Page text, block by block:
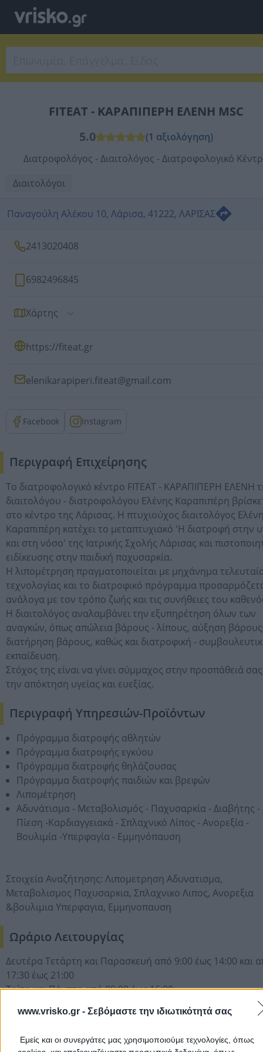
www.vrisko.gr - Σεβόμαστε την ιδιωτικότητά σας
Εμείς και οι συνεργάτες μας χρησιμοποιούμε τεχνολογίες, όπως
FITEAT - ΚΑΡΑΠΙΠΕΡΗ ΕΛΕΝΗ MSC
5.0
(1 αξιολόγηση)
Διατροφολόγος - Διαιτολόγος - Διατροφολογικό
Διαιτολόγοι
Παναγούλη Αλέκου 10, Λάρισα, 41222, ΛΑΡΙΣΑΣ
2413020408
6982496845
Χάρτης
https://fiteat.gr
elenikarapiperi.fiteat@gmail.com
Facebook Instagram
Περιγραφή Επιχείρησης
Το διατροφολογικό κέντρο FITEAT - ΚΑΡΑΠΙΠΕΡΗ ΕΛΕΝΗ
διαιτολόγου - διατροφολόγου Ελένης Καραπιπέρη
στο κέντρο της Λάρισας. Η πτυχιούχος διαιτολόγος
Καραπιπέρη κατέχει το μεταπτυχιακό 'Η διατροφή στην
και στη νόσο' της Ιατρικής Σχολής Λάρισας και
ειδίκευσης στην παιδική παχυσαρκία.
Η λιπομέτρηση πραγματοποιείται με μηχάνημα
τεχνολογίας και το διατροφικό πρόγραμμα
ανάλογα με τον τρόπο ζωής και τις συνήθειες του
Η διαιτολόγος αναλαμβάνει την εξυπηρέτηση όλων των
αναγκών, όπως απώλεια βάρους - λίπους, αύξηση
διατήρηση βάρους, καθώς και διατροφική -
εκπαίδευση.
Στόχος της είναι να γίνει σύμμαχος στην προσπάθειά σας
την απόκτηση υγείας και ευεξίας.
Περιγραφή Υπηρεσιών-Προϊόντων
Πρόγραμμα διατροφής αθλητών
Πρόγραμμα διατροφής εγκύου
Πρόγραμμα διατροφής θηλάζουσας
Πρόγραμμα διατροφής παιδιών και βρεφών
Λιπομέτρηση
Αδυνάτισμα - Μεταβολισμός - Παχυσαρκία - Διαβήτης -
Πίεση -Καρδιαγγειακά - Σπλαχνικό Λίπος - Ανορεξία -
Βουλιμία -Υπερφαγία - Εμμηνόπαυση
Στοιχεία Αναζήτησης: Λιπομετρηση Αδυνατισμα,
Μεταβολισμος Παχυσαρκια, Σπλαχνικο Λιπος, Ανορεξια
&βουλιμια Υπερφαγια, Εμμηνοπαυση
Ωράριο Λειτουργίας
Δευτέρα Τετάρτη και Παρασκευή από 9:00 έως 14:00 και
17:30 έως 21:00
Τρίτη και Πέμπτη από 09:00 έως 16:00
Περιοχές που Εξυπηρετεί
Νομός Λάρισας